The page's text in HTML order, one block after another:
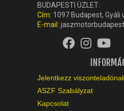
BUDAPESTI ÜZLET:
Cím: 1097 Budapest, Gyáli
E-mail:
Jelentkezz
ASZF Szabályzat
Kapcsolat